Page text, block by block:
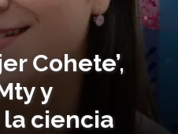
Cohete’,
y
ciencia